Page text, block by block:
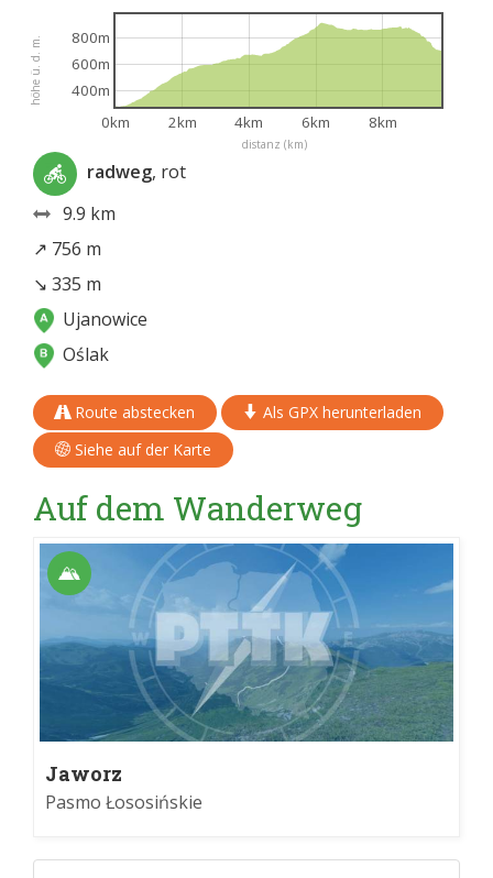
distanz (km)
höhe ü. d. m.
0km 2km 4km 6km 8km
400m
600m
800m
radweg, rot
9.9 km
↗ 756 m
↘ 335 m
Ujanowice
Oślak
Route abstecken
Als GPX herunterladen
Siehe auf der Karte
Auf dem Wanderweg
Jaworz
Pasmo Łososińskie